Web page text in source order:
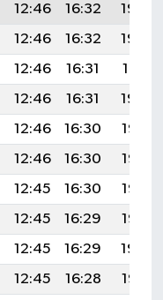
12:46 16:32
19:43
12:46 16:32
19:42
12:46 16:31
19:41
12:46 16:31
19:39
12:46 16:30
19:38
12:46 16:30
19:37
12:45 16:30
19:36
12:45 16:29
19:35
12:45 16:29
19:34
12:45 16:28
19:33